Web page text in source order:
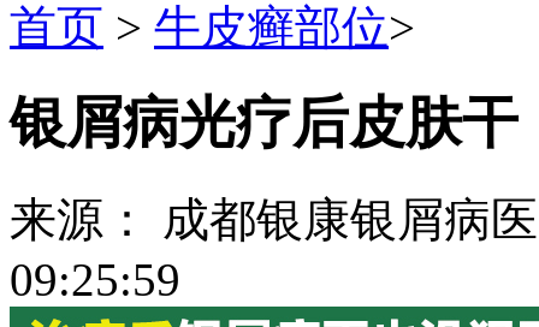
首页 > 牛皮癣部位>
银屑病光疗后皮肤干
来源： 成都银康银屑病
09:25:59